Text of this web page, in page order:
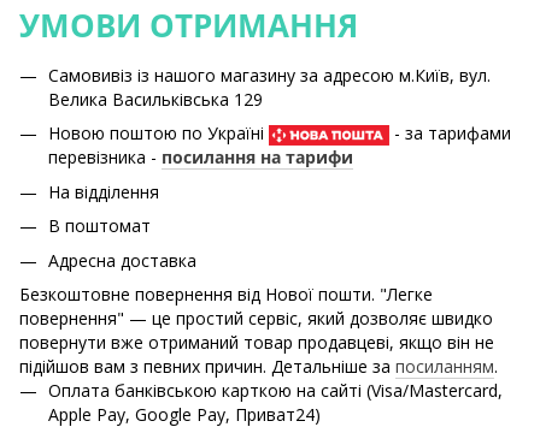
УМОВИ ОТРИМАННЯ
Самовивіз із нашого магазину за адресою м.Київ, вул.
Велика Васильківська 129
Новою поштою по Україні
- за тарифами
перевізника - посилання на тарифи
На відділення
В поштомат
Адресна доставка
Безкоштовне повернення від Нової пошти. "Легке
повернення" — це простий сервіс, який дозволяє швидко
повернути вже отриманий товар продавцеві, якщо він не
підійшов вам з певних причин. Детальніше за посиланням.
Оплата банківською карткою на сайті (Visa/Mastercard,
Apple Pay, Google Pay, Приват24)